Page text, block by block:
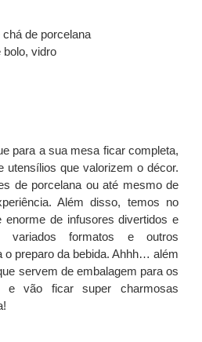
para a sua mesa ficar completa,
utensílios que valorizem o décor.
de porcelana ou até mesmo de
Além disso, temos no
enorme de infusores divertidos e
variados formatos e outros
o preparo da bebida. Ahhh… além
servem de embalagem para os
e vão ficar super charmosas